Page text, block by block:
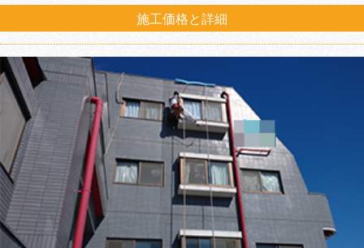
施工価格と詳細